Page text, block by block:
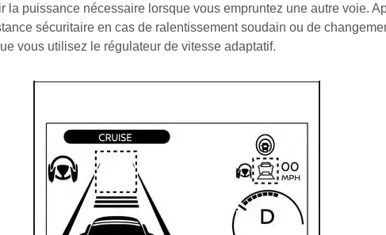
la puissance nécessaire lorsque vous empruntez une autre voie.
sécuritaire en cas de ralentissement soudain ou de
vous utilisez le régulateur de vitesse adaptatif.